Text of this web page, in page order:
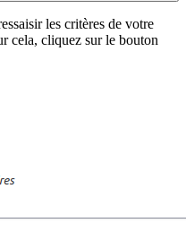
les critères de votre
cela, cliquez sur le bouton